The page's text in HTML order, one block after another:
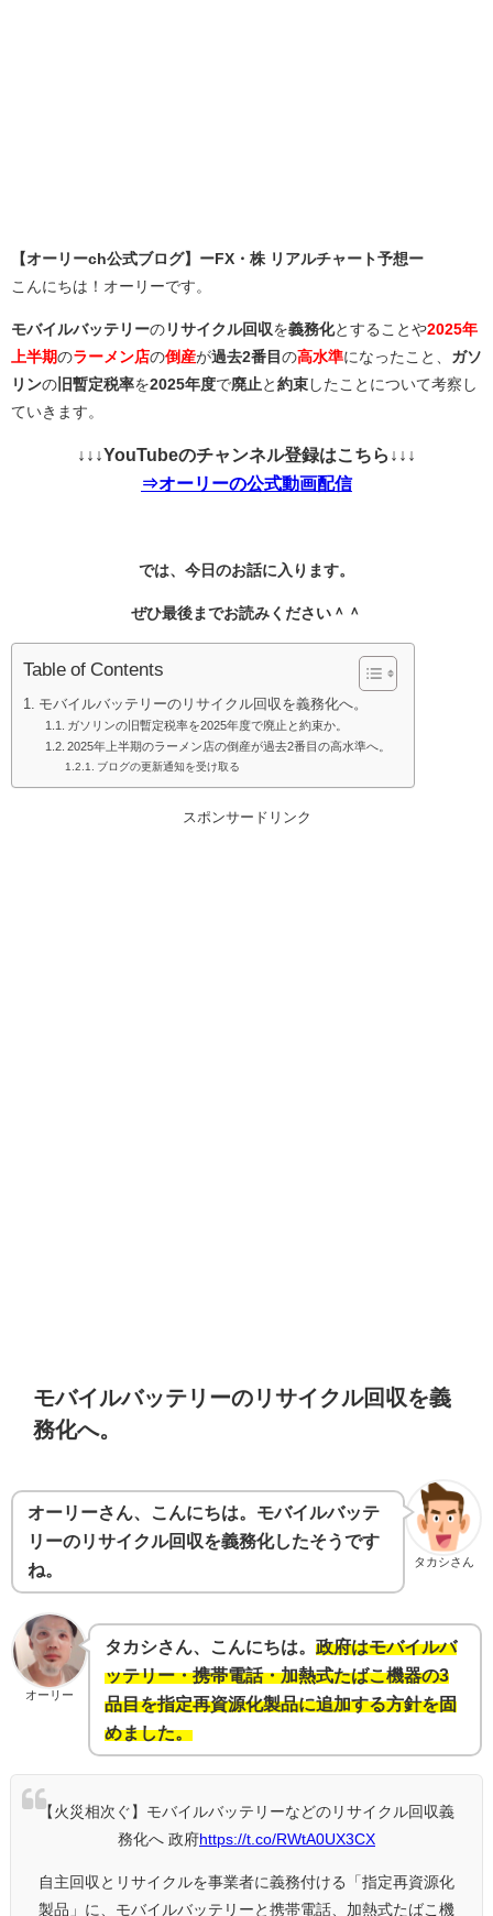
【オーリーch公式ブログ】ーFX・株 リアルチャート予想ー
こんにちは！オーリーです。
モバイルバッテリーの リサイクル回収を義務化とすることや2025年
上半期のラーメン店の倒産が過去2番目 の高水準になったこと、 ガソ
リンの 旧暫定税率を2025年度で廃止 と 約束 したことについて考察し
ていきます。
↓↓↓YouTubeのチャンネル登録はこちら↓↓↓
⇒オーリーの公式動画配信
では、今日のお話に入ります。
ぜひ最後までお読みください＾＾
Table of Contents
モバイルバッテリーのリサイクル回収を義務化へ。
ガソリンの旧暫定税率を2025年度で廃止と約束か。
2025年上半期のラーメン店の倒産が過去2番目の高水準へ。
ブログの更新通知を受け取る
スポンサードリンク
モバイルバッテリーのリサイクル回収を義
務化へ。
タカシさん
オーリーさん、こんにちは。モバイルバッテ
リーのリサイクル回収を義務化したそうです
ね。
オーリー
タカシさん、こんにちは。 政府はモバイルバ
ッテリー・携帯電話・加熱式たばこ機器の3
品目を指定再資源化製品に追加する方針を固
めました。
【火災相次ぐ】モバイルバッテリーなどのリサイクル回収義
務化へ 政府https://t.co/RWtA0UX3CX
自主回収とリサイクルを事業者に義務付ける「指定再資源化
製品」に、モバイルバッテリーと携帯電話、加熱式たばこ機